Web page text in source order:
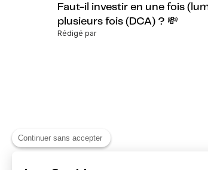
Continuer sans accepter
Faut-il investir en une fois
plusieurs fois (DCA) ? 💸
Rédigé par